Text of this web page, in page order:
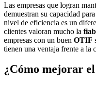
Las empresas que logran
demuestran su capacidad
nivel de eficiencia es un
clientes valoran mucho la
empresas con un buen OTIF
tienen una ventaja frente a la
¿Cómo mejorar